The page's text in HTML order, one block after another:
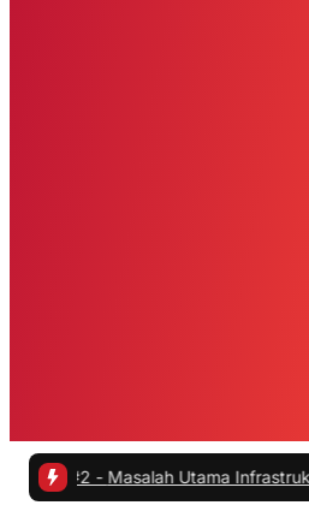
#2 -Masalah Utama Infrastruktur